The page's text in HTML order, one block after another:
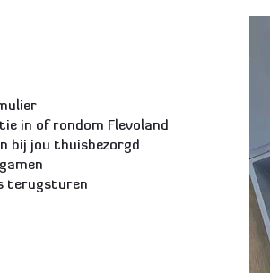
in of rondom Flevoland
bij jou thuisbezorgd
terugsturen